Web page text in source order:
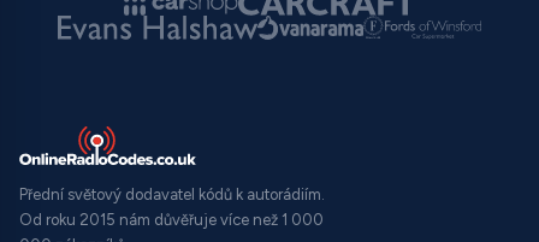
Přední světový dodavatel kódů k autorádiím.
Od roku 2015 nám důvěřuje více než 1 000